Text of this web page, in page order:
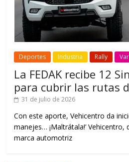
Deportes Industria Rally
La FEDAK recibe 12
para cubrir las rutas
31 de julio de 2026
Con este aporte, Vehicentro da
manejes… ¡Maltrátala!’
marca automotriz